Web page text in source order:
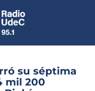
en vivo
su séptima
mil 200